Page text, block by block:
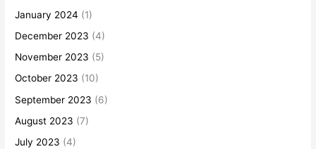
January 2024 (1)
December 2023 (4)
November 2023 (5)
October 2023 (10)
September 2023 (6)
August 2023 (7)
July 2023 (4)